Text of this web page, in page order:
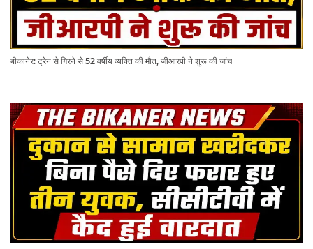
बीकानेर: ट्रेन से गिरने से 52 वर्षीय व्यक्ति की मौत, जीआरपी ने शुरू की जांच